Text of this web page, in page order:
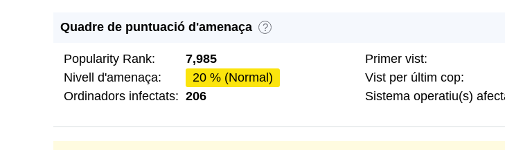
Quadre de puntuació d'amenaça ?
Popularity Rank:
7,985
Nivell d'amenaça:
20 % (Normal)
Ordinadors infectats: 206
Primer vist:
Vist per últim cop:
Sistema operatiu(s)